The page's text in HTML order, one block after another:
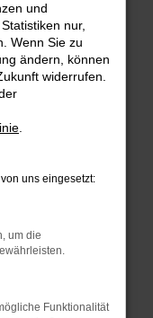
helfen können:
deine
Beispiel
Seiten
privaten
und
nur,
Wenn Sie zu
ändern, können
widerrufen.
uns eingesetzt:
um die
Funktionalität